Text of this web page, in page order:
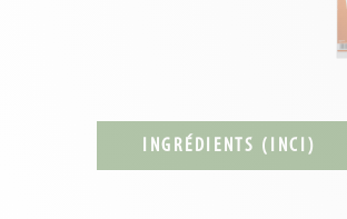
INGRÉDIENTS (INCI)